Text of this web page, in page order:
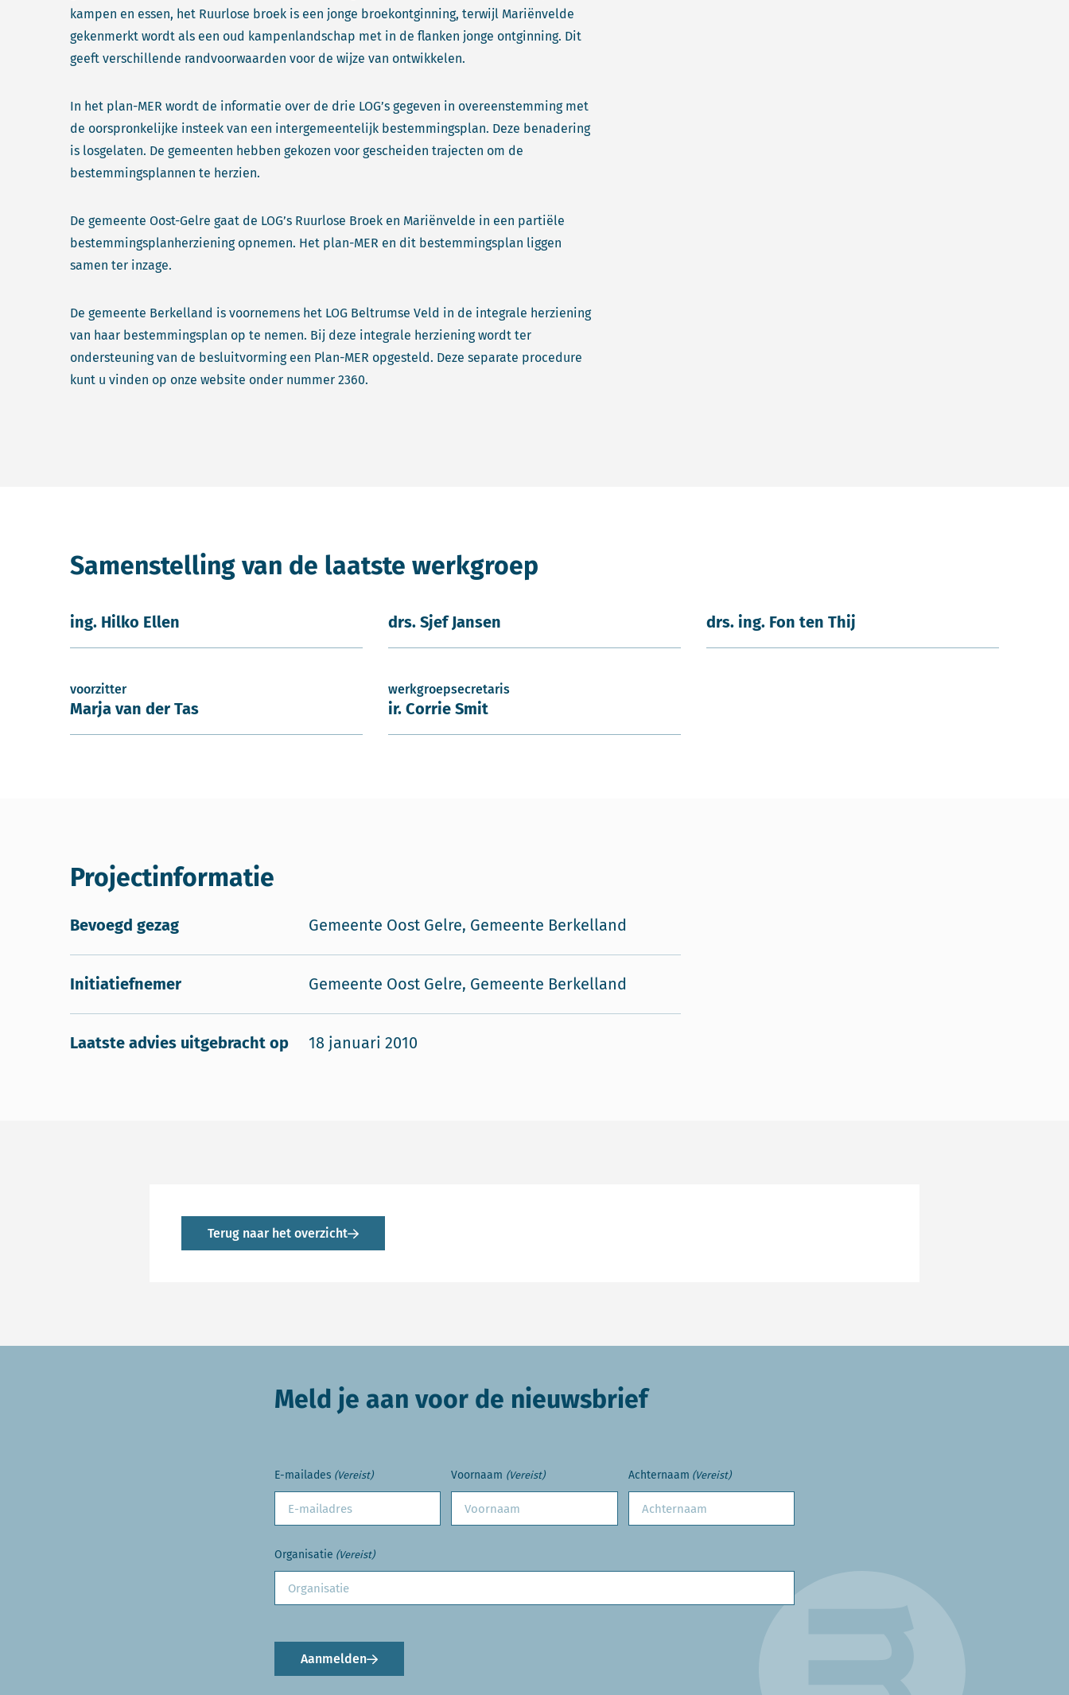
kampen en essen, het Ruurlose broek is een jonge broekontginning, terwijl Mariënvelde
gekenmerkt wordt als een oud kampenlandschap met in de flanken jonge ontginning. Dit
geeft verschillende randvoorwaarden voor de wijze van ontwikkelen.
In het plan-MER wordt de informatie over de drie LOG’s gegeven in overeenstemming met
de oorspronkelijke insteek van een intergemeentelijk bestemmingsplan. Deze benadering
is losgelaten. De gemeenten hebben gekozen voor gescheiden trajecten om de
bestemmingsplannen te herzien.
De gemeente Oost-Gelre gaat de LOG’s Ruurlose Broek en Mariënvelde in een partiële
bestemmingsplanherziening opnemen. Het plan-MER en dit bestemmingsplan liggen
samen ter inzage.
De gemeente Berkelland is voornemens het LOG Beltrumse Veld in de integrale herziening
van haar bestemmingsplan op te nemen. Bij deze integrale herziening wordt ter
ondersteuning van de besluitvorming een Plan-MER opgesteld. Deze separate procedure
kunt u vinden op onze website onder nummer 2360.
Samenstelling van de laatste werkgroep
ing. Hilko Ellen drs. Sjef Jansen drs. ing. Fon ten Thij
voorzitter
Marja van der Tas
werkgroepsecretaris
ir. Corrie Smit
Projectinformatie
Bevoegd gezag Gemeente Oost Gelre, Gemeente Berkelland
Initiatiefnemer Gemeente Oost Gelre, Gemeente Berkelland
Laatste advies uitgebracht op 18 januari 2010
Terug naar het overzicht
Meld je aan voor de nieuwsbrief
E-mailades (Vereist) Voornaam (Vereist) Achternaam (Vereist)
Organisatie (Vereist)
Aanmelden